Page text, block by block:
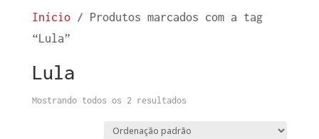
Início/ Produtos marcados com a tag
“Lula”
Lula
Mostrando todos os 2 resultados